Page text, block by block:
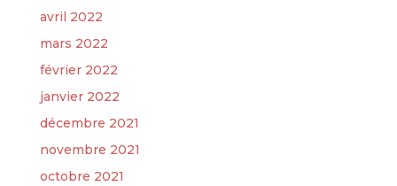
avril 2022
mars 2022
février 2022
janvier 2022
décembre 2021
novembre 2021
octobre 2021